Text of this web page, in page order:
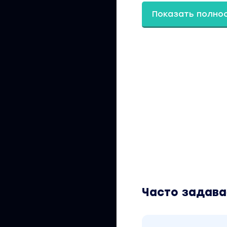
Показать
Часто